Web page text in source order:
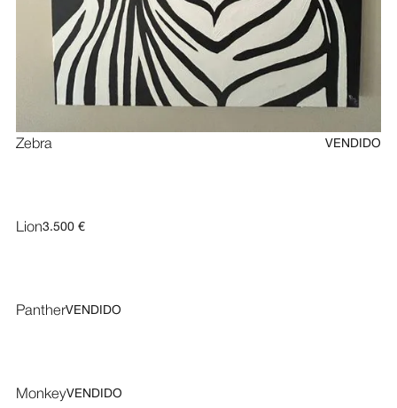
Zebra VENDIDO
Lion3.500 €
PantherVENDIDO
MonkeyVENDIDO